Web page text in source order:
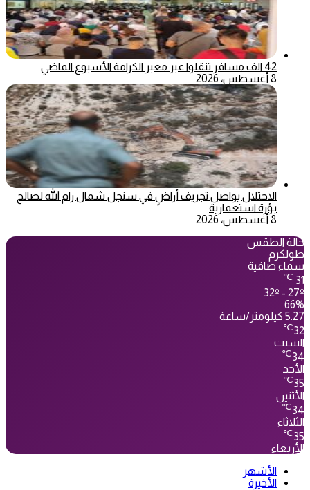
42 الف مسافر تنقلوا عبر معبر الكرامة الأسبوع الماضي
8 أغسطس، 2026
الاحتلال يواصل تجريف أراضٍ في سنجل شمال رام الله لصالح
بؤرة استعمارية
8 أغسطس، 2026
حالة الطقس
طولكرم
سماء صافية
31
℃
32º - 27º
66%
5.27 كيلومتر/ساعة
32
℃
السبت
34
℃
الأحد
35
℃
الأثنين
34
℃
الثلاثاء
35
℃
الأربعاء
الأشهر
الأخيرة